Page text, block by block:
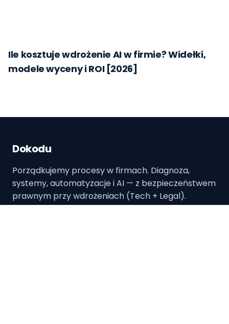
Ile kosztuje wdrożenie AI w firmie? Widełki,
modele wyceny i ROI [2026]
Dokodu
Porządkujemy procesy w firmach. Diagnoza,
systemy, automatyzacje i AI — z bezpieczeństwem
prawnym przy wdrożeniach (Tech + Legal).